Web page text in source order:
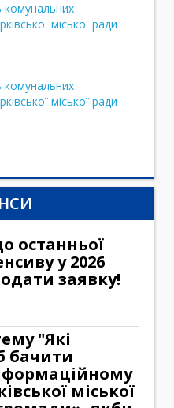
комунальних
міської ради
комунальних
міської ради
останньої
у 2026
заявку!
"Які
бачити
міської